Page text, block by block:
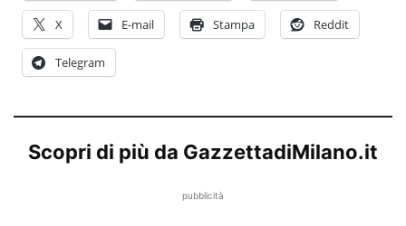
X E-mail Stampa Reddit
Telegram
Scopri di più da GazzettadiMilano.it
pubblicità